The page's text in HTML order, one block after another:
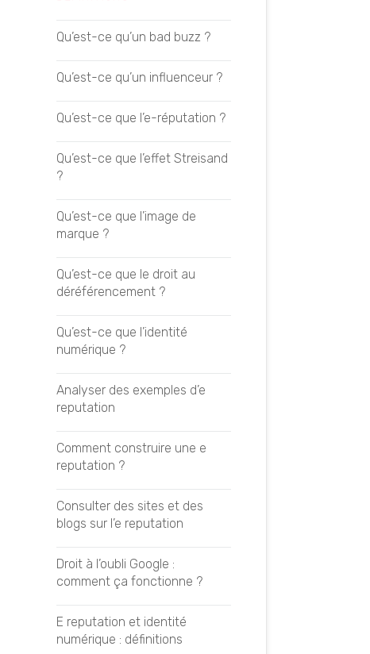
Crawler son site web
Choisir son agence SEO
Fonctionnement des moteurs
de recherche
Formation SEO
Mener des campagnes de
Netlinking
Mener une stratégie SEO
Mener un audit SEO
Prioriser ses mots-clés
LEXIQUE
Backlink
Consultant SEO
Featured Snippet
Génération de leads
Citation ou mention ?
Être cité par les LLM
Être mentionné par les LLM
Google AI Mode
Google AI Overviews
Comprendre l’AI Search
Définir sa stratégie GEO
Les techniques GEO
Optimiser ses contenus GEO
Optimiser sa visibilité LLM
Gagner en notoriété GEO
Le guide de l’audit GEO
Auditer ses prompts GEO
Auditer sa notoriété GEO
Analyser ses concurrents
Qu’est-ce qu’un bad buzz ?
Qu’est-ce qu’un influenceur ?
Qu’est-ce que l’e-réputation ?
Qu’est-ce que l’effet Streisand
?
Qu’est-ce que l’image de
marque ?
Qu’est-ce que le droit au
déréférencement ?
Qu’est-ce que l’identité
numérique ?
Analyser des exemples d’e
reputation
Comment construire une e
reputation ?
Consulter des sites et des
blogs sur l’e reputation
Droit à l’oubli Google :
comment ça fonctionne ?
E reputation et identité
numérique : définitions